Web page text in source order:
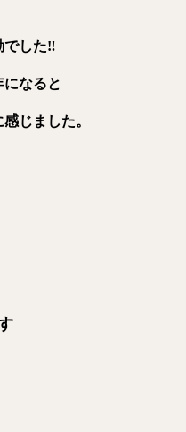
でした‼️
なると
じました。